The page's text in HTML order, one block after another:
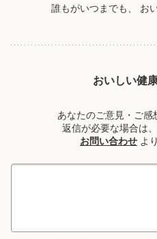
誰もがいつまでも、 お
おいしい健
あなたのご意見・ご
返信が必要な場合は
お問い合わせ よ